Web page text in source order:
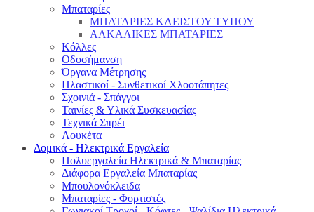
Μπαταρίες
ΜΠΑΤΑΡΙΕΣ ΚΛΕΙΣΤΟΥ ΤΥΠΟΥ
ΑΛΚΑΛΙΚΕΣ ΜΠΑΤΑΡΙΕΣ
Κόλλες
Οδοσήμανση
Όργανα Μέτρησης
Πλαστικοί - Συνθετικοί Χλοοτάπητες
Σχοινιά - Σπάγγοι
Ταινίες & Υλικά Συσκευασίας
Τεχνικά Σπρέι
Λουκέτα
Δομικά - Ηλεκτρικά Εργαλεία
Πολυεργαλεία Ηλεκτρικά & Μπαταρίας
Διάφορα Εργαλεία Μπαταρίας
Μπουλονόκλειδα
Μπαταρίες - Φορτιστές